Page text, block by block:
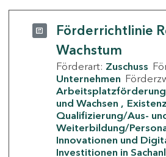
Förderrichtlinie
Wachstum
Förderart: Zuschuss
Unternehmen
Arbeitsplatzförderung
und Wachsen
Qualifizierung/Aus-
Weiterbildung/
Innovationen und
Investitionen in